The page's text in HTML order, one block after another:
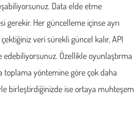
Data elde etme
gerekir. Her güncelleme içinse ayrı
veri sürekli güncel kalır, API
Özellikle oyunlaştırma
toplama yöntemine göre çok daha
birleştirdiğinizde ise ortaya muhteşem